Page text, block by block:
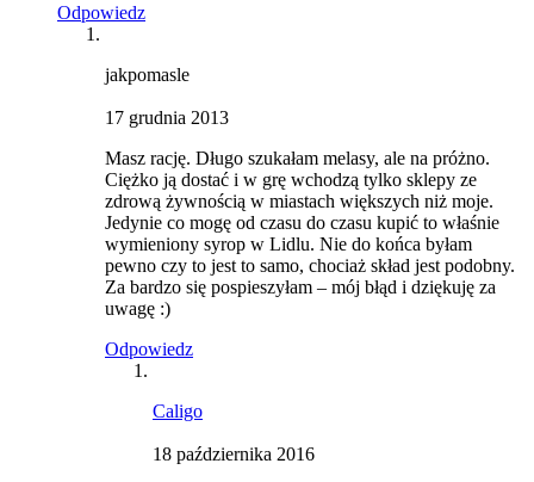
Odpowiedz
jakpomasle
17 grudnia 2013
Masz rację. Długo szukałam melasy, ale na próżno.
Ciężko ją dostać i w grę wchodzą tylko sklepy ze
zdrową żywnością w miastach większych niż moje.
Jedynie co mogę od czasu do czasu kupić to właśnie
wymieniony syrop w Lidlu. Nie do końca byłam
pewno czy to jest to samo, chociaż skład jest podobny.
Za bardzo się pospieszyłam – mój błąd i dziękuję za
uwagę :)
Odpowiedz
Caligo
18 października 2016